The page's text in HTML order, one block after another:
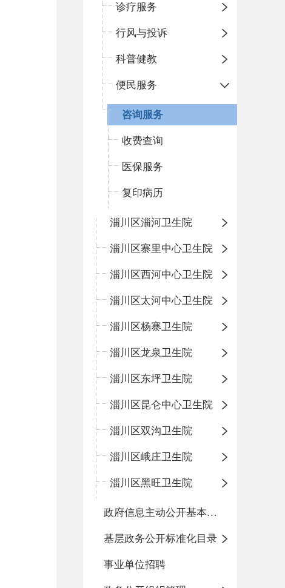
诊疗服务
行风与投诉
科普健教
便民服务
咨询服务
收费查询
医保服务
复印病历
淄川区淄河卫生院
淄川区寨里中心卫生院
淄川区西河中心卫生院
淄川区太河中心卫生院
淄川区杨寨卫生院
淄川区龙泉卫生院
淄川区东坪卫生院
淄川区昆仑中心卫生院
淄川区双沟卫生院
淄川区峨庄卫生院
淄川区黑旺卫生院
政府信息主动公开基本目录
基层政务公开标准化目录
事业单位招聘